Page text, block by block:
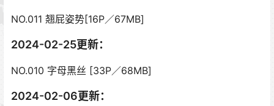
NO.011 翘屁姿势[16P／67MB]
2024-02-25更新：
NO.010 字母黑丝 [33P／68MB]
2024-02-06更新：